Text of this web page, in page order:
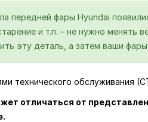
передней фары Hyundai
и т.п. – не нужно
эту деталь, а затем ваши
технического обслуживания
отличаться от